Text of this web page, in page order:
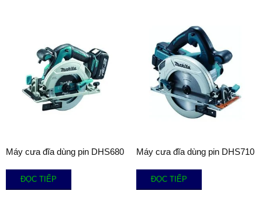
Máy cưa đĩa dùng pin DHS680
ĐỌC TIẾP
Máy cưa đĩa dùng pin DHS710
ĐỌC TIẾP